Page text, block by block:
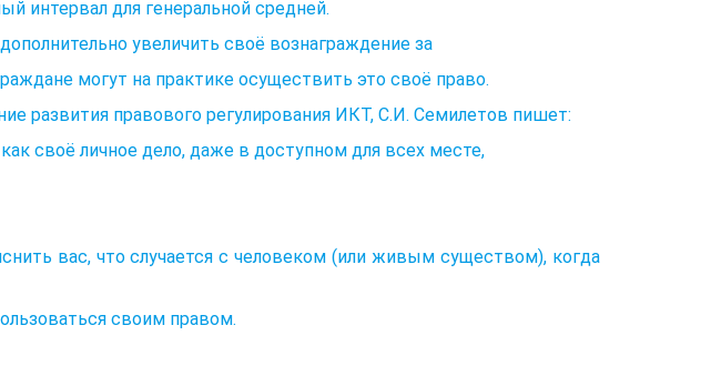
интервал для генеральной средней.
увеличить своё вознаграждение за
могут на практике осуществить это своё право.
развития правового регулирования ИКТ, С.И. Семилетов пишет:
своё личное дело, даже в доступном для всех месте,
вас, что случается с человеком (или живым существом), когда
своим правом.